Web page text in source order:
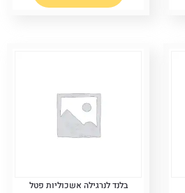
בלנד לנרגילה אשכוליות פטל